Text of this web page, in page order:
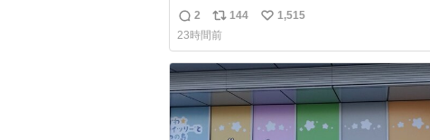
るが‥‥‥
返
信
数
2
リ
ポ
ス
ト
144
い
ね
数
1,515
23時間前